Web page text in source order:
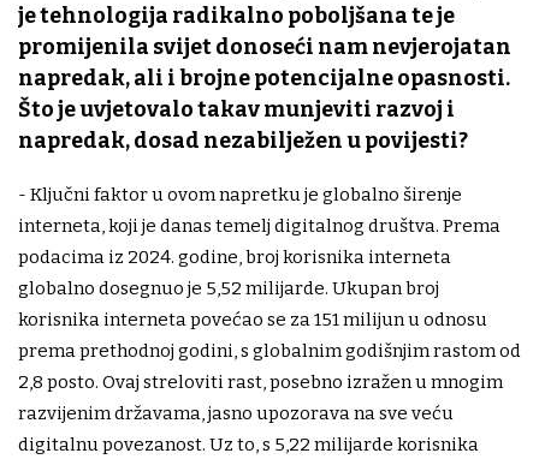
je tehnologija radikalno poboljšana te je
promijenila svijet donoseći nam nevjerojatan
napredak, ali i brojne potencijalne opasnosti.
Što je uvjetovalo takav munjeviti razvoj i
napredak, dosad nezabilježen u povijesti?
- Ključni faktor u ovom napretku je globalno širenje
interneta, koji je danas temelj digitalnog društva. Prema
podacima iz 2024. godine, broj korisnika interneta
globalno dosegnuo je 5,52 milijarde. Ukupan broj
korisnika interneta povećao se za 151 milijun u odnosu
prema prethodnoj godini, s globalnim godišnjim rastom od
2,8 posto. Ovaj streloviti rast, posebno izražen u mnogim
razvijenim državama, jasno upozorava na sve veću
digitalnu povezanost. Uz to, s 5,22 milijarde korisnika